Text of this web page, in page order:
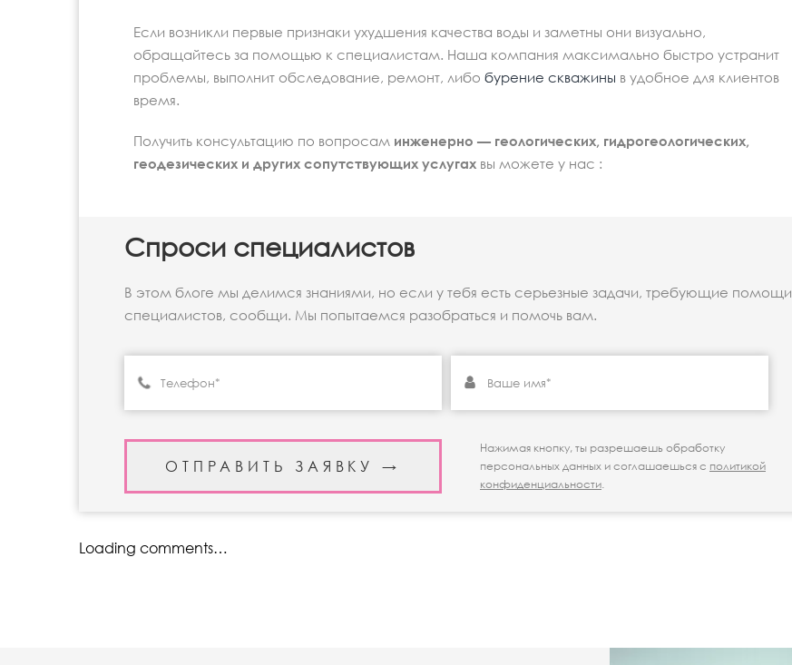
Если возникли первые признаки ухудшения качества воды и заметны они визуально,
обращайтесь за помощью к специалистам. Наша компания максимально быстро устранит
проблемы, выполнит обследование, ремонт, либо бурение скважины в удобное для клиентов
время.
Получить консультацию по вопросам инженерно — геологических, гидрогеологических,
геодезических и других сопутствующих услугах вы можете у нас :
Спроси специалистов
В этом блоге мы делимся знаниями, но если у тебя есть серьезные задачи, требующие помощи
специалистов, сообщи. Мы попытаемся разобраться и помочь вам.
Нажимая кнопку, ты разрешаешь обработку
персональных данных и соглашаешься с политикой
конфиденциальности.
Loading comments…